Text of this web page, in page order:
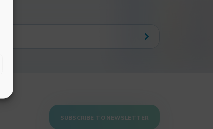
SUBSCRIBE TO NEWSLETTER